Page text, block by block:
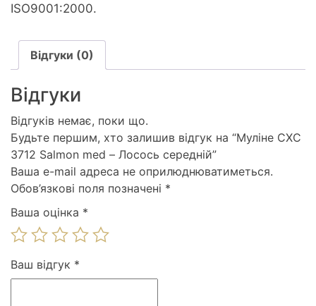
ISO9001:2000.
Відгуки (0)
Відгуки
Відгуків немає, поки що.
Будьте першим, хто залишив відгук на “Муліне СХС
3712 Salmon med – Лосось середній”
Ваша e-mail адреса не оприлюднюватиметься.
Обов’язкові поля позначені *
Ваша оцінка *
Ваш відгук *